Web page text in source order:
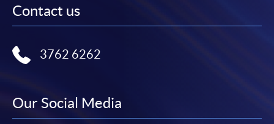
Contact us
3762 6262
Our Social Media